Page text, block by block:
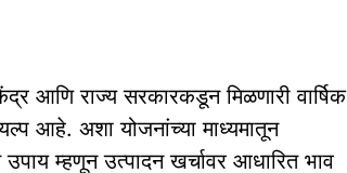
आणि राज्य सरकारकडून मिळणारी वार्षिक
आहे. अशा योजनांच्या माध्यमातून
म्हणून उत्पादन खर्चावर आधारित भाव